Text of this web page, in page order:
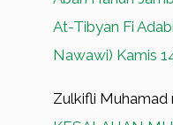
At-Tibyan Fi
Nawawi) Kamis
Zulkifli Muhamad